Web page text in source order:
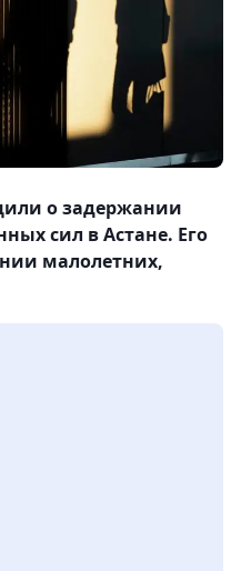
о задержании
сил в Астане. Его
малолетних,